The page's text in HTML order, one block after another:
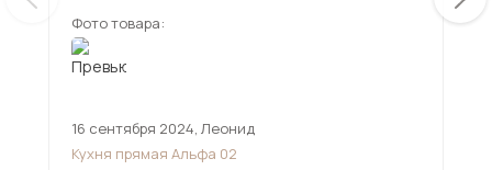
Фото товара:
16 сентября 2024, Леонид
Кухня прямая Альфа 02